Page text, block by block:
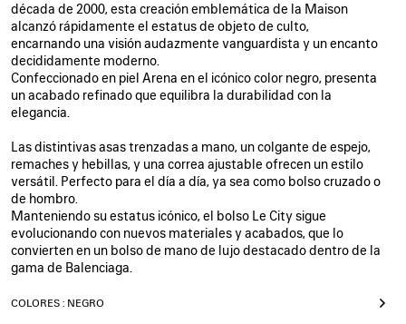
década de 2000, esta creación emblemática de la Maison
alcanzó rápidamente el estatus de objeto de culto,
encarnando una visión audazmente vanguardista y un encanto
decididamente moderno.
Confeccionado en piel Arena en el icónico color negro, presenta
un acabado refinado que equilibra la durabilidad con la
elegancia.
Las distintivas asas trenzadas a mano, un colgante de espejo,
remaches y hebillas, y una correa ajustable ofrecen un estilo
versátil. Perfecto para el día a día, ya sea como bolso cruzado o
de hombro.
Manteniendo su estatus icónico, el bolso Le City sigue
evolucionando con nuevos materiales y acabados, que lo
convierten en un bolso de mano de lujo destacado dentro de la
gama de Balenciaga.
COLORES : NEGRO